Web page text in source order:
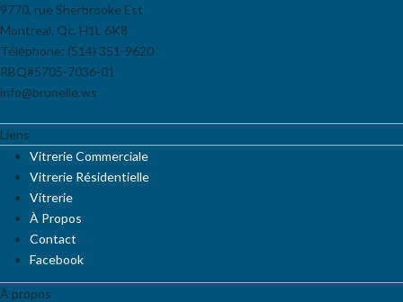
9770, rue Sherbrooke Est
Montreal, Qc, H1L 6K8
Téléphone: (514) 351-9620
RBQ#5705-7036-01
info@brunelle.ws
Liens
Vitrerie Commerciale
Vitrerie Résidentielle
Vitrerie
À Propos
Contact
Facebook
À propos